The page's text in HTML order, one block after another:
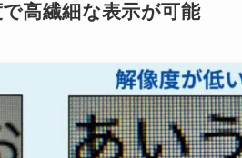
高繊細な表示が可能